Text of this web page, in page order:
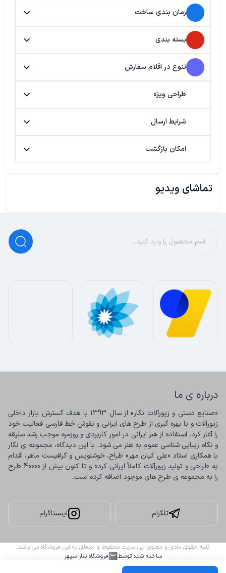
زمان بندی ساخت
بسته بندی
تنوع در اقلام سفارش
طراحی ویژه
شرایط ارسال
امکان بازگشت
تماشای ویدیو
درباره ی ما
را به مجموعه ی طرح های موجود اضافه کرده است.
تلگرام اینستاگرام
کلیه حقوق مادی و معنوی این سایت محفوظ و متعلق به این فروشگاه می باشد.
ساخته شده توسط
فروشگاه ساز سپهر